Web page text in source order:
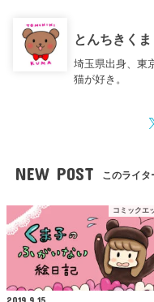
とんちきくま
埼玉県出身、東
猫が好き。
NEW POST このライタ
コミックエ
2019.9.15